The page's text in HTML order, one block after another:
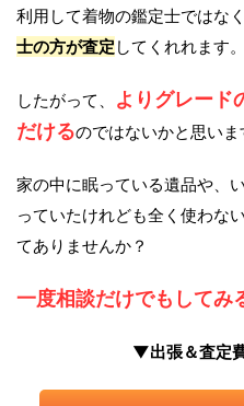
利用して着物の鑑定士ではなく
士の方が査定 してくれれます。
したがって、
よりグレード
だけるのではないかと思いま
家の中に眠っている遺品や、
っていたけれども全く使わな
てありませんか？
一度相談だけでもしてみ
▼出張＆査定